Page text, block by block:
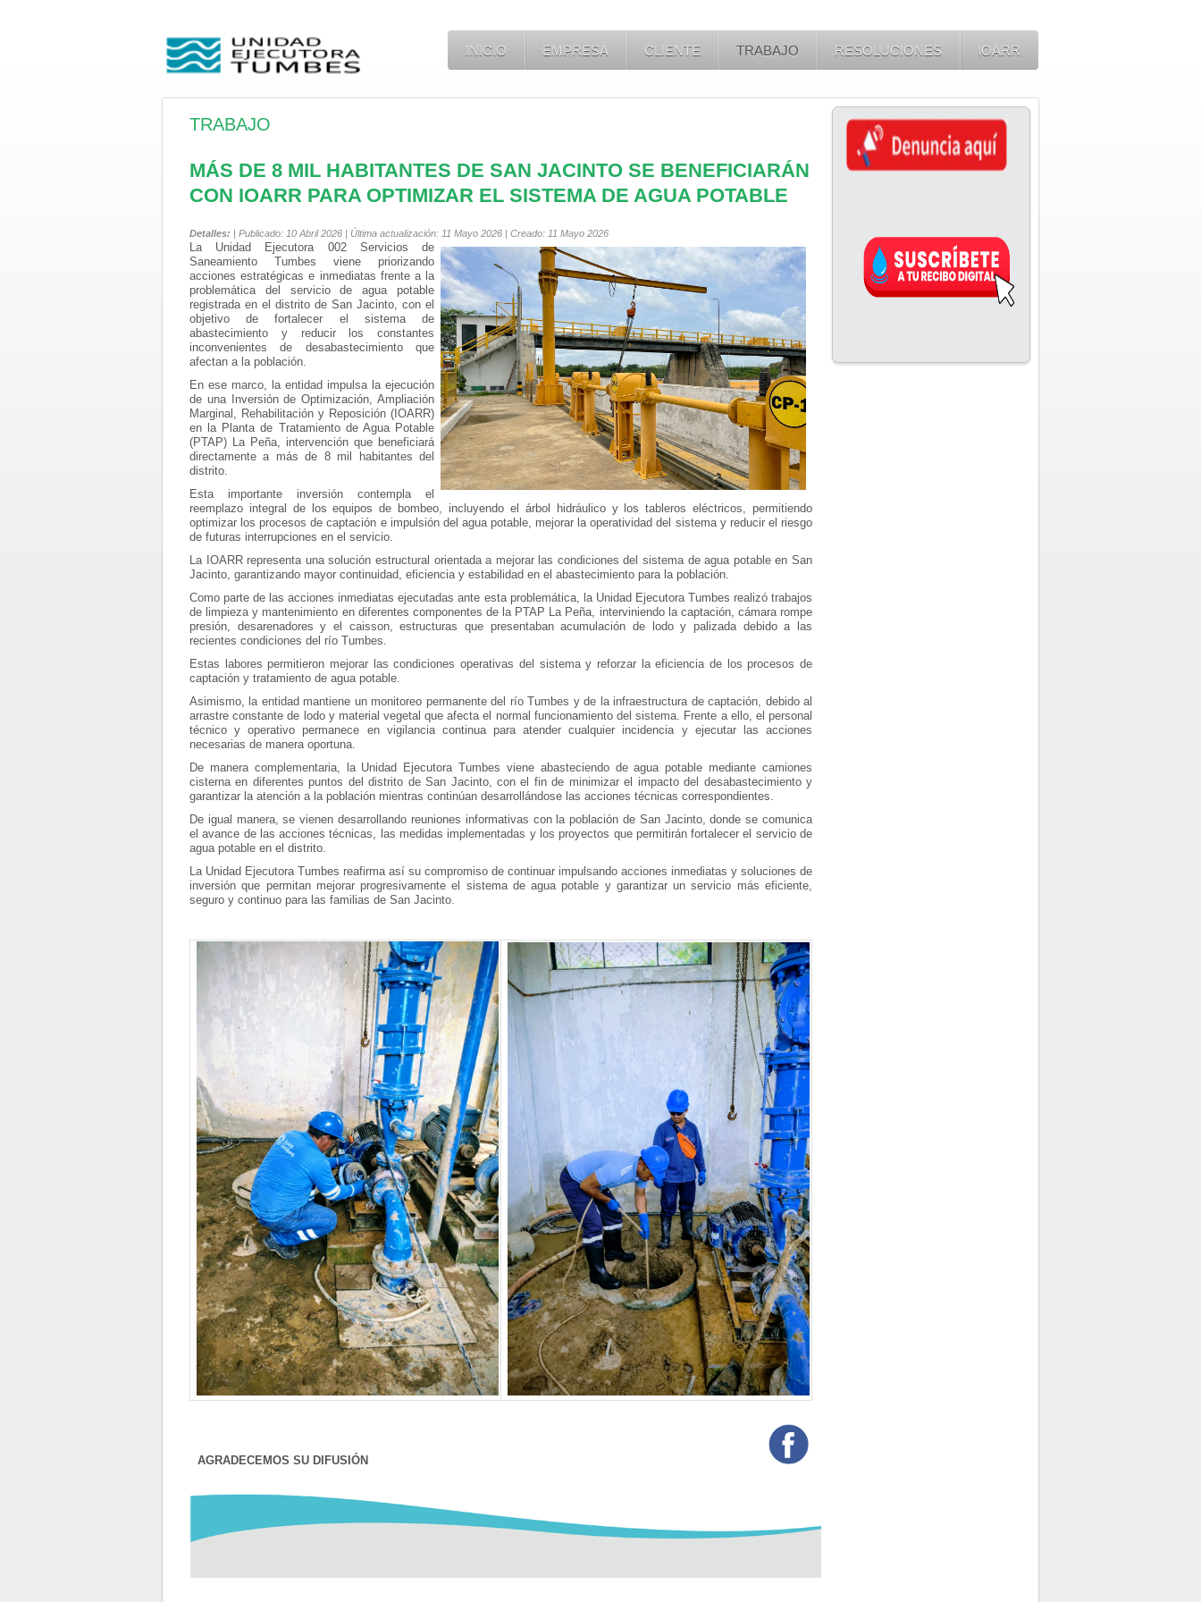
INICIO EMPRESA CLIENTE TRABAJO RESOLUCIONES IOARR
TRABAJO
MÁS DE 8 MIL HABITANTES DE SAN JACINTO SE BENEFICIARÁN
CON IOARR PARA OPTIMIZAR EL SISTEMA DE AGUA POTABLE
Detalles: | Publicado: 10 Abril 2026 | Última actualización: 11 Mayo 2026 | Creado: 11 Mayo 2026
La Unidad Ejecutora002 Servicios de
Saneamiento Tumbes viene priorizando
acciones estratégicas e inmediatas frente a la
problemática del servicio de agua potable
registrada en el distrito de San Jacinto, con el
objetivo de fortalecer el sistema de
abastecimiento y reducir los constantes
inconvenientes de desabastecimiento que
afectan a la población.
En ese marco, la entidad impulsa la ejecución
de una Inversión de Optimización, Ampliación
Marginal, Rehabilitación y Reposición (IOARR)
en la Planta de Tratamiento de Agua Potable
(PTAP) La Peña, intervención que beneficiará
directamente a más de 8 mil habitantes del
distrito.
Esta importante inversión contempla el
reemplazo integral de los equipos de bombeo, incluyendo el árbol hidráulico y los tableros eléctricos, permitiendo
optimizar los procesos de captación e impulsión del agua potable, mejorar la operatividad del sistema y reducir el riesgo
de futuras interrupciones en el servicio.
La IOARR representa una solución estructural orientada a mejorar las condiciones del sistema de agua potable en San
Jacinto, garantizando mayor continuidad, eficiencia y estabilidad en el abastecimiento para la población.
Como parte de las acciones inmediatas ejecutadas ante esta problemática, la Unidad Ejecutora Tumbes realizó trabajos
de limpieza y mantenimiento en diferentes componentes de la PTAP La Peña, interviniendo la captación, cámara rompe
presión, desarenadores y el caisson, estructuras que presentaban acumulación de lodo y palizada debido a las
recientes condiciones del río Tumbes.
Estas labores permitieron mejorar las condiciones operativas del sistema y reforzar la eficiencia de los procesos de
captación y tratamiento de agua potable.
Asimismo, la entidad mantiene un monitoreo permanente del río Tumbes y de la infraestructura de captación, debido al
arrastre constante de lodo y material vegetal que afecta el normal funcionamiento del sistema. Frente a ello, el personal
técnico y operativo permanece en vigilancia continua para atender cualquier incidencia y ejecutar las acciones
necesarias de manera oportuna.
De manera complementaria, la Unidad Ejecutora Tumbes viene abasteciendo de agua potable mediante camiones
cisterna en diferentes puntos del distrito de San Jacinto, con el fin de minimizar el impacto del desabastecimiento y
garantizar la atención a la población mientras continúan desarrollándose las acciones técnicas correspondientes.
De igual manera, se vienen desarrollando reuniones informativas con la población de San Jacinto, donde se comunica
el avance de las acciones técnicas, las medidas implementadas y los proyectos que permitirán fortalecer el servicio de
agua potable en el distrito.
La Unidad Ejecutora Tumbes reafirma así su compromiso de continuar impulsando acciones inmediatas y soluciones de
inversión que permitan mejorar progresivamente el sistema de agua potable y garantizar un servicio más eficiente,
seguro y continuo para las familias de San Jacinto.
AGRADECEMOS SU DIFUSIÓN